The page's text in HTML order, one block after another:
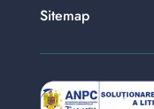
Sitemap